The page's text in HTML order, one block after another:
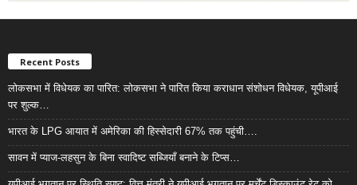
Recent Posts
लोकसभा में विधेयक का पारित: लोकसभा ने पारित किया कराधान संशोधन विधेयक, यूपीआई
पर शुल्क…
भारत के LPG आयात में अमेरिका की हिस्सेदारी 67% तक पहुंची….
सावन में प्याज-लहसुन के बिना स्वादिष्ट सब्जियाँ बनाने के टिप्स…